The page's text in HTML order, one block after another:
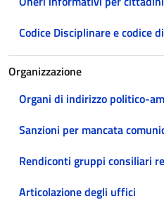
Codice Disciplinare e codice
Organizzazione
Organi di indirizzo politico-
Sanzioni per mancata
Rendiconti gruppi consiliari
Articolazione degli uffici